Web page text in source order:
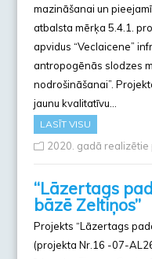
mazināšanai un
atbalsta mērķa 5.4.1.
apvidus “Veclaicene”
antropogēnās slodzes
nodrošināšanai”.
jaunu kvalitatīvu…
LASĪT VISU
2020. gadā realizētie
“Lāzertags
bāzē Zeltiņos”
Projekts “Lāzertags
(projekta Nr.16 -07-